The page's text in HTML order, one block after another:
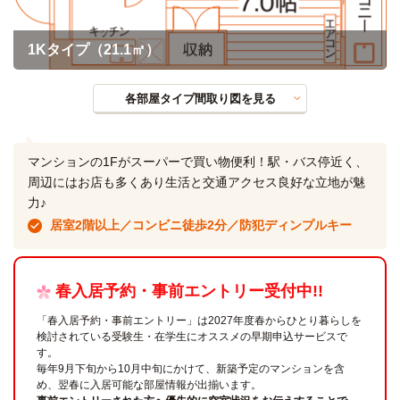
1Kタイプ（21.1㎡）
各部屋タイプ間取り図を見る
マンションの1Fがスーパーで買い物便利！駅・バス停近く、
周辺にはお店も多くあり生活と交通アクセス良好な立地が魅
力♪
居室2階以上／コンビニ徒歩2分／防犯ディンプルキー
春入居予約・事前エントリー受付中!!
「春入居予約・事前エントリー」は2027年度春からひとり暮らしを
検討されている受験生・在学生にオススメの早期申込サービスで
す。
毎年9月下旬から10月中旬にかけて、新築予定のマンションを含
め、翌春に入居可能な部屋情報が出揃います。